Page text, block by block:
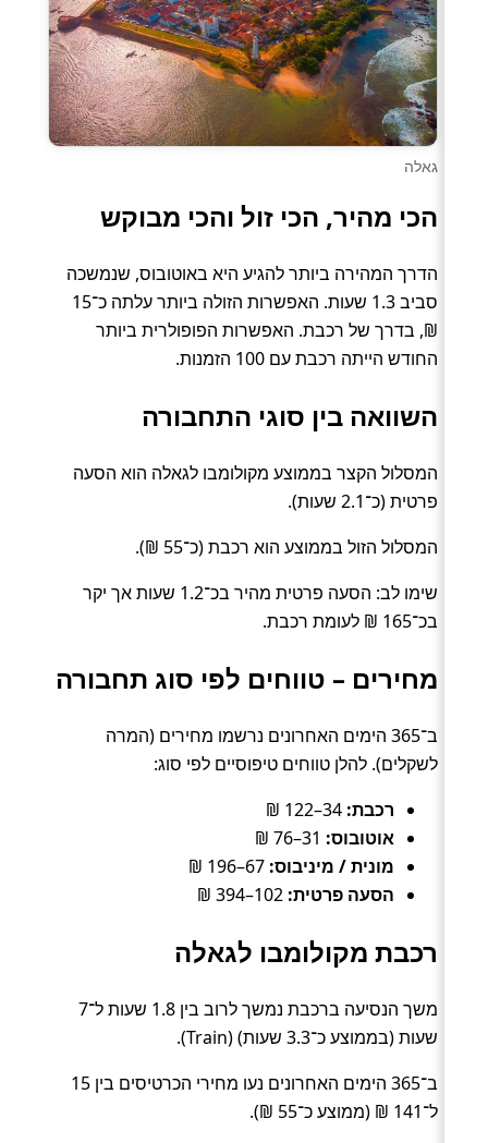
גאלה
הכי מהיר, הכי זול והכי מבוקש
הדרך המהירה ביותר להגיע היא באוטובוס, שנמשכה
סביב 1.3 שעות. האפשרות הזולה ביותר עלתה כ־15
₪, בדרך של רכבת. האפשרות הפופולרית ביותר
החודש הייתה רכבת עם 100 הזמנות.
השוואה בין סוגי התחבורה
המסלול הקצר בממוצע מקולומבו לגאלה הוא הסעה
פרטית (כ־2.1 שעות).
המסלול הזול בממוצע הוא רכבת (כ־55 ₪).
שימו לב: הסעה פרטית מהיר בכ־1.2 שעות אך יקר
בכ־165 ₪ לעומת רכבת.
מחירים – טווחים לפי סוג תחבורה
ב־365 הימים האחרונים נרשמו מחירים (המרה
לשקלים). להלן טווחים טיפוסיים לפי סוג:
רכבת:
אוטובוס:
מונית / מיניבוס:
הסעה פרטית:
רכבת מקולומבו לגאלה
משך הנסיעה ברכבת נמשך לרוב בין 1.8 שעות ל־7
שעות (בממוצע כ־3.3 שעות) (Train).
ב־365 הימים האחרונים נעו מחירי הכרטיסים בין 15
ל־141 ₪ (ממוצע כ־55 ₪).